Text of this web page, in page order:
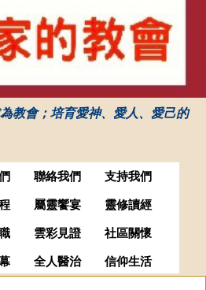
教會；培育愛神、愛人、愛己的
聯絡我們 支持我們
屬靈饗宴 靈修讀經
雲彩見證 社區關懷
全人醫治
信仰生活